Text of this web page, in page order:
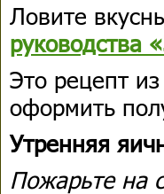
Ловите
руководства
Это рецепт
оформить
Утренняя
Пожарьте на